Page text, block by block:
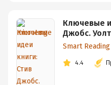
Ключевые
Джобс.
Smart Reading
4.4